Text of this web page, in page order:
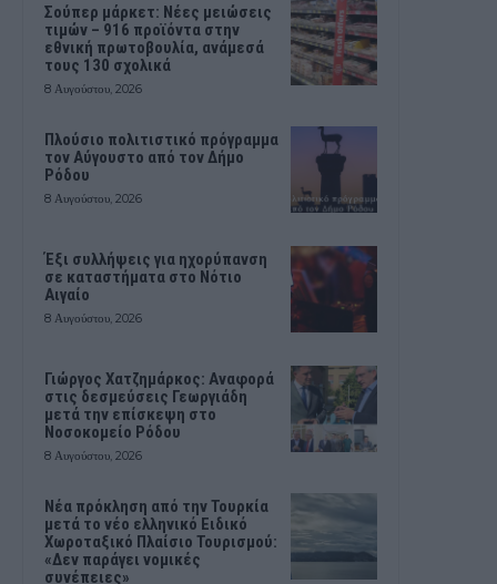
Σούπερ μάρκετ: Νέες μειώσεις
τιμών – 916 προϊόντα στην
εθνική πρωτοβουλία, ανάμεσά
τους 130 σχολικά
8 Αυγούστου, 2026
Πλούσιο πολιτιστικό πρόγραμμα
τον Αύγουστο από τον Δήμο
Ρόδου
8 Αυγούστου, 2026
Έξι συλλήψεις για ηχορύπανση
σε καταστήματα στο Νότιο
Αιγαίο
8 Αυγούστου, 2026
Γιώργος Χατζημάρκος: Αναφορά
στις δεσμεύσεις Γεωργιάδη
μετά την επίσκεψη στο
Νοσοκομείο Ρόδου
8 Αυγούστου, 2026
Νέα πρόκληση από την Τουρκία
μετά το νέο ελληνικό Ειδικό
Χωροταξικό Πλαίσιο Τουρισμού:
«Δεν παράγει νομικές
συνέπειες»